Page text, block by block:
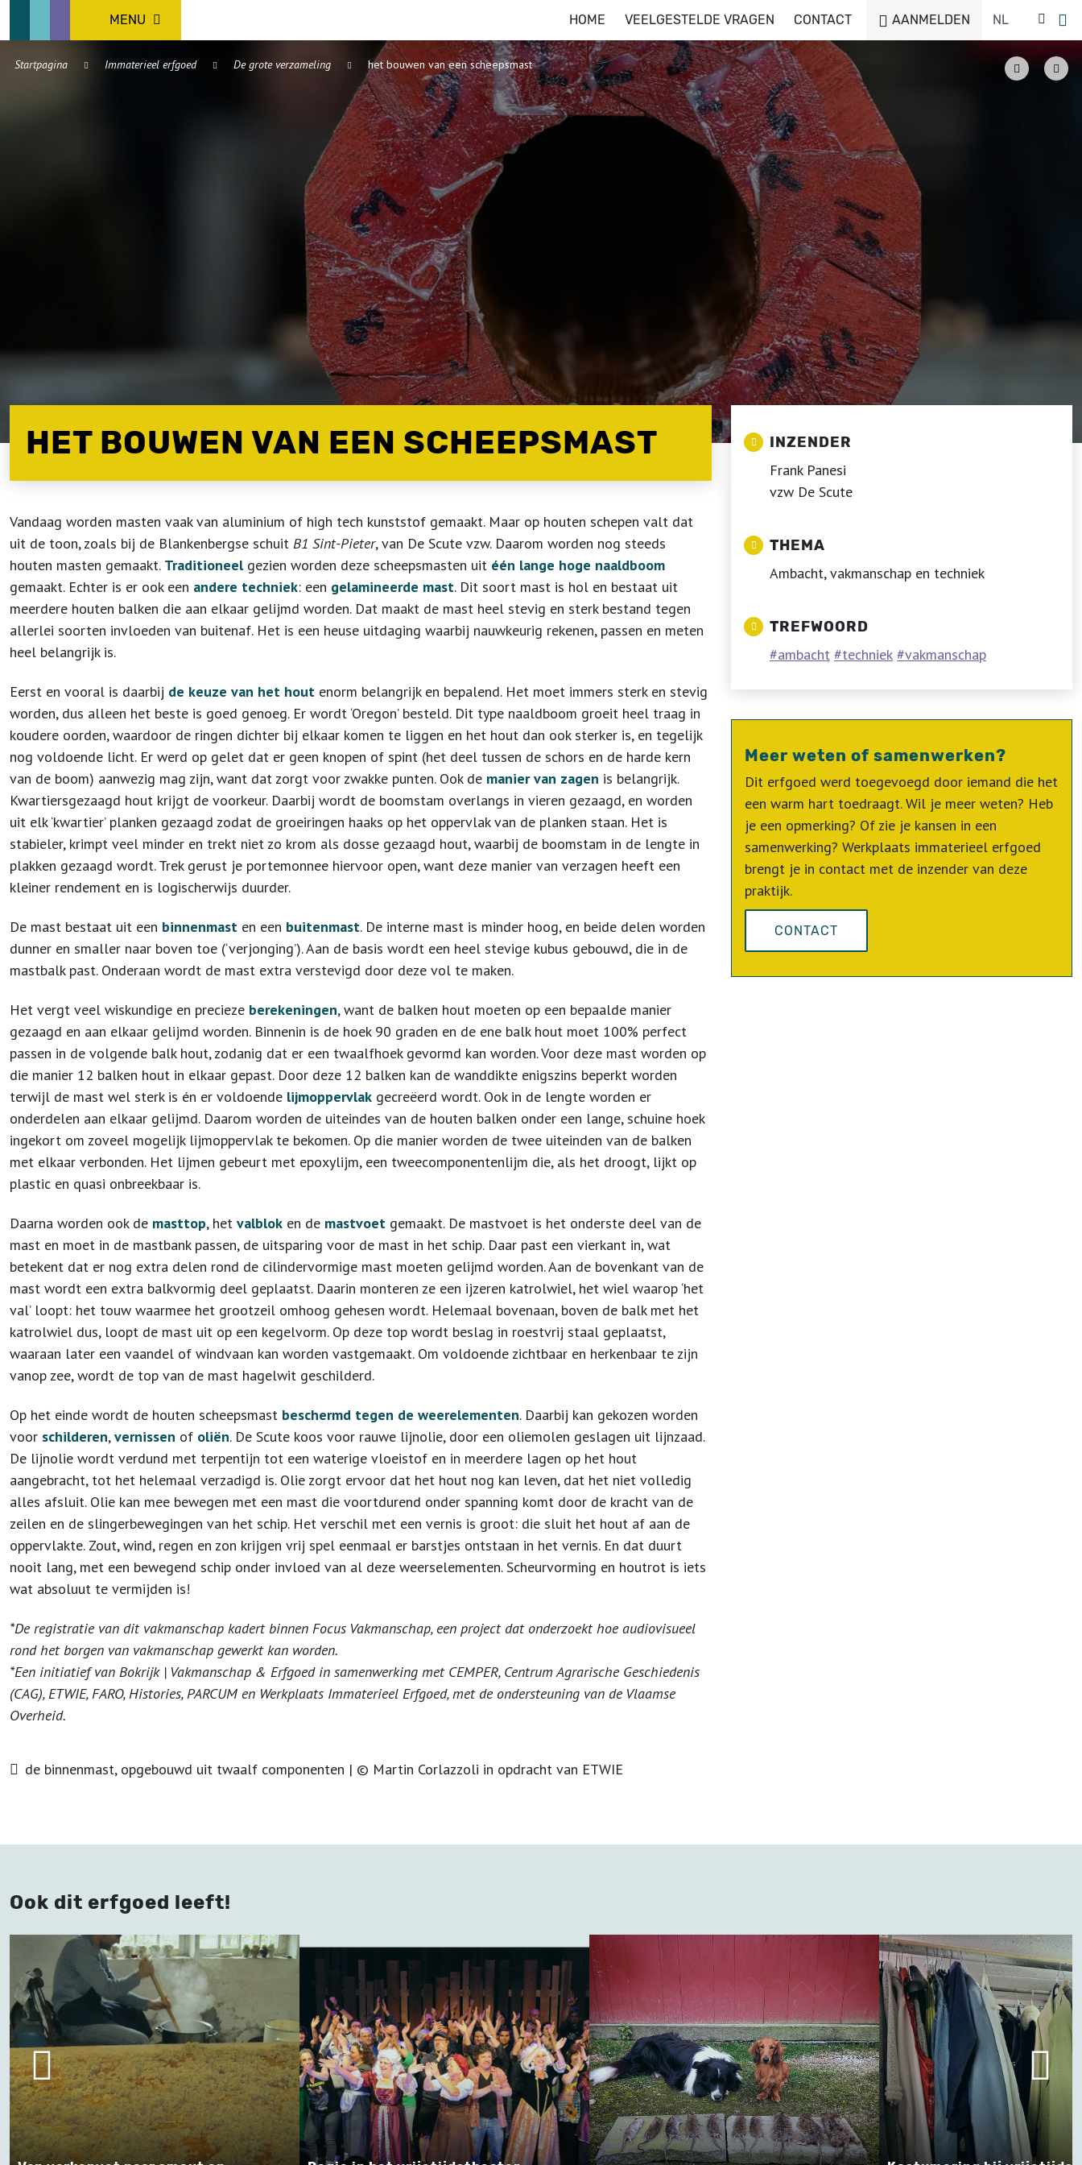
MENU HOME VEELGESTELDE VRAGEN CONTACT AANMELDEN
Startpagina Immaterieel erfgoed De grote verzameling het bouwen van een scheepsmast
HET BOUWEN VAN EEN SCHEEPSMAST
Vandaag worden masten vaak van aluminium of high tech kunststof gemaakt. Maar op houten schepen valt dat
uit de toon, zoals bij de Blankenbergse schuit B1 Sint-Pieter, van De Scute vzw. Daarom worden nog steeds
houten masten gemaakt. Traditioneelgezien worden deze scheepsmasten uit één lange hoge naaldboom
gemaakt. Echter is er ook een andere techniek: een gelamineerde mast. Dit soort mast is hol en bestaat uit
meerdere houten balken die aan elkaar gelijmd worden. Dat maakt de mast heel stevig en sterk bestand tegen
allerlei soorten invloeden van buitenaf. Het is een heuse uitdaging waarbij nauwkeurig rekenen, passen en meten
heel belangrijk is.
Eerst en vooral is daarbij de keuze van het hout enorm belangrijk en bepalend. Het moet immers sterk en stevig
worden, dus alleen het beste is goed genoeg. Er wordt ‘Oregon’ besteld. Dit type naaldboom groeit heel traag in
koudere oorden, waardoor de ringen dichter bij elkaar komen te liggen en het hout dan ook sterker is, en tegelijk
nog voldoende licht. Er werd op gelet dat er geen knopen of spint (het deel tussen de schors en de harde kern
van de boom) aanwezig mag zijn, want dat zorgt voor zwakke punten. Ook de manier van zagen is belangrijk.
Kwartiersgezaagd hout krijgt de voorkeur. Daarbij wordt de boomstam overlangs in vieren gezaagd, en worden
uit elk ‘kwartier’ planken gezaagd zodat de groeiringen haaks op het oppervlak van de planken staan. Het is
stabieler, krimpt veel minder en trekt niet zo krom als dosse gezaagd hout, waarbij de boomstam in de lengte in
plakken gezaagd wordt. Trek gerust je portemonnee hiervoor open, want deze manier van verzagen heeft een
kleiner rendement en is logischerwijs duurder.
De mast bestaat uit een binnenmast en een buitenmast. De interne mast is minder hoog, en beide delen worden
dunner en smaller naar boven toe (‘verjonging’). Aan de basis wordt een heel stevige kubus gebouwd, die in de
mastbalk past. Onderaan wordt de mast extra verstevigd door deze vol te maken.
Het vergt veel wiskundige en precieze berekeningen, want de balken hout moeten op een bepaalde manier
gezaagd en aan elkaar gelijmd worden. Binnenin is de hoek 90 graden en de ene balk hout moet 100% perfect
passen in de volgende balk hout, zodanig dat er een twaalfhoek gevormd kan worden. Voor deze mast worden op
die manier 12 balken hout in elkaar gepast. Door deze 12 balken kan de wanddikte enigszins beperkt worden
terwijl de mast wel sterk is én er voldoende lijmoppervlak gecreëerd wordt. Ook in de lengte worden er
onderdelen aan elkaar gelijmd. Daarom worden de uiteindes van de houten balken onder een lange, schuine hoek
ingekort om zoveel mogelijk lijmoppervlak te bekomen. Op die manier worden de twee uiteinden van de balken
met elkaar verbonden. Het lijmen gebeurt met epoxylijm, een tweecomponentenlijm die, als het droogt, lijkt op
plastic en quasi onbreekbaar is.
Daarna worden ook de masttop, het valblok en de mastvoet gemaakt. De mastvoet is het onderste deel van de
mast en moet in de mastbank passen, de uitsparing voor de mast in het schip. Daar past een vierkant in, wat
betekent dat er nog extra delen rond de cilindervormige mast moeten gelijmd worden. Aan de bovenkant van de
mast wordt een extra balkvormig deel geplaatst. Daarin monteren ze een ijzeren katrolwiel, het wiel waarop ‘het
val’ loopt: het touw waarmee het grootzeil omhoog gehesen wordt. Helemaal bovenaan, boven de balk met het
katrolwiel dus, loopt de mast uit op een kegelvorm. Op deze top wordt beslag in roestvrij staal geplaatst,
waaraan later een vaandel of windvaan kan worden vastgemaakt. Om voldoende zichtbaar en herkenbaar te zijn
vanop zee, wordt de top van de mast hagelwit geschilderd.
Op het einde wordt de houten scheepsmast beschermd tegen de weerelementen. Daarbij kan gekozen worden
voor schilderen,vernissen of oliën. De Scute koos voor rauwe lijnolie, door een oliemolen geslagen uit lijnzaad.
De lijnolie wordt verdund met terpentijn tot een waterige vloeistof en in meerdere lagen op het hout
aangebracht, tot het helemaal verzadigd is. Olie zorgt ervoor dat het hout nog kan leven, dat het niet volledig
alles afsluit. Olie kan mee bewegen met een mast die voortdurend onder spanning komt door de kracht van de
zeilen en de slingerbewegingen van het schip. Het verschil met een vernis is groot: die sluit het hout af aan de
oppervlakte. Zout, wind, regen en zon krijgen vrij spel eenmaal er barstjes ontstaan in het vernis. En dat duurt
nooit lang, met een bewegend schip onder invloed van al deze weerselementen. Scheurvorming en houtrot is iets
wat absoluut te vermijden is!
*De registratie van dit vakmanschap kadert binnen Focus Vakmanschap, een project dat onderzoekt hoe audiovisueel
rond het borgen van vakmanschap gewerkt kan worden.
*Een initiatief van Bokrijk | Vakmanschap & Erfgoed in samenwerking met CEMPER, Centrum Agrarische Geschiedenis
(CAG), ETWIE, FARO, Histories, PARCUM en Werkplaats Immaterieel Erfgoed, met de ondersteuning van de Vlaamse
Overheid.
de binnenmast, opgebouwd uit twaalf componenten | © Martin Corlazzoli in opdracht van ETWIE
INZENDER
Frank Panesi
vzw De Scute
THEMA
Ambacht, vakmanschap en techniek
TREFWOORD
ambacht techniek vakmanschap
Meer weten of samenwerken?
Dit erfgoed werd toegevoegd door iemand die het
een warm hart toedraagt. Wil je meer weten? Heb
je een opmerking? Of zie je kansen in een
samenwerking? Werkplaats immaterieel erfgoed
brengt je in contact met de inzender van deze
praktijk.
CONTACT
Ook dit erfgoed leeft!